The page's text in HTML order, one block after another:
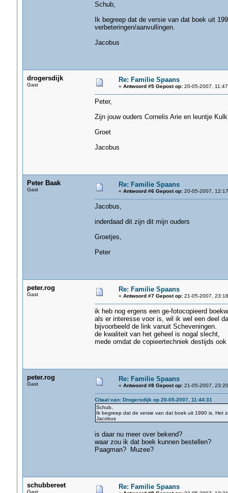
Schub,
Ik begreep dat de versie van dat boek uit
verbeteringen/aanvullingen.
Jacobus
drogersdijk
Gast
Re: Familie Spaans
« Antwoord #5 Gepost op:20-05-2007,
Peter,
Zijn jouw ouders Cornelis Arie en leuntje
Groet
Jacobus
Peter Baak
Gast
Re: Familie Spaans
« Antwoord #6 Gepost op:20-05-2007,
Jacobus,
inderdaad dit zijn dit mijn ouders
Groetjes,
Peter
peter.rog
Gast
Re: Familie Spaans
« Antwoord #7 Gepost op:21-05-2007,
ik heb nog ergens een ge-fotocopieerd
als er interesse voor is, wil ik wel een deel
bijvoorbeeld de link vanuit Scheveningen.
de kwaliteit van het geheel is nogal slecht,
mede omdat de copieertechniek destijds
peter.rog
Gast
Re: Familie Spaans
« Antwoord #8 Gepost op:21-05-2007,
Citaat van: Drogersdijk op 20-05-2007, 11:44:31
Schub,
Ik begreep dat de versie van dat boek uit 1990 is. Het
Jacobus
is daar nu meer over bekend?
waar zou ik dat boek kunnen bestellen?
Paagman? Muzee?
schubbereet
Gast
Re: Familie Spaans